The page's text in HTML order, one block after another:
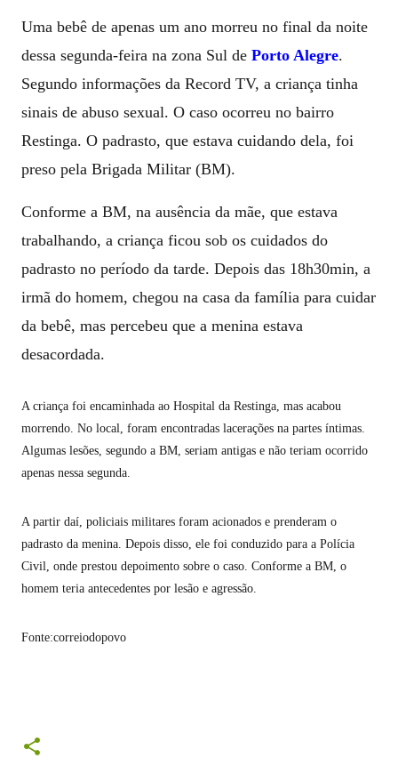
Uma bebê de apenas um ano morreu no final da noite
dessa segunda-feira na zona Sul de Porto Alegre.
Segundo informações da Record TV, a criança tinha
sinais de abuso sexual. O caso ocorreu no bairro
Restinga. O padrasto, que estava cuidando dela, foi
preso pela Brigada Militar (BM).
Conforme a BM, na ausência da mãe, que estava
trabalhando, a criança ficou sob os cuidados do
padrasto no período da tarde. Depois das 18h30min, a
irmã do homem, chegou na casa da família para cuidar
da bebê, mas percebeu que a menina estava
desacordada.
A criança foi encaminhada ao Hospital da Restinga, mas acabou
morrendo. No local, foram encontradas lacerações na partes íntimas.
Algumas lesões, segundo a BM, seriam antigas e não teriam ocorrido
apenas nessa segunda.
A partir daí, policiais militares foram acionados e prenderam o
padrasto da menina. Depois disso, ele foi conduzido para a Polícia
Civil, onde prestou depoimento sobre o caso. Conforme a BM, o
homem teria antecedentes por lesão e agressão.
Fonte:correiodopovo